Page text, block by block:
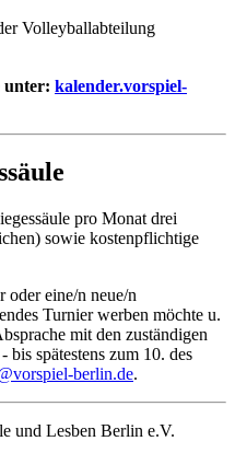
Volleyballabteilung
unter: kalender.vorspiel-
pro Monat drei
sowie kostenpflichtige
oder eine/n neue/n
Turnier werben möchte u.
mit den zuständigen
spätestens zum 10. des
berlin.de.
und Lesben Berlin e.V.